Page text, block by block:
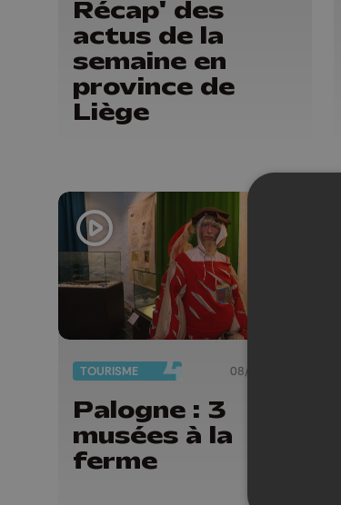
Récap' des
actus de la
semaine en
province de
Liège
TOURISME 08/07/2026
Palogne : 3
musées à la
ferme